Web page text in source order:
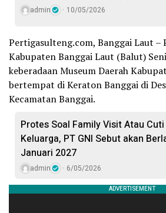
admin 10/05/2026
Pertigasulteng.com, Banggai Laut –
Kabupaten Banggai Laut (Balut)
keberadaan Museum Daerah
bertempat di Keraton Banggai di
Kecamatan Banggai.
Protes Soal Family Visit Atau Cuti
Keluarga, PT GNI Sebut akan
Januari 2027
admin 6/05/2026